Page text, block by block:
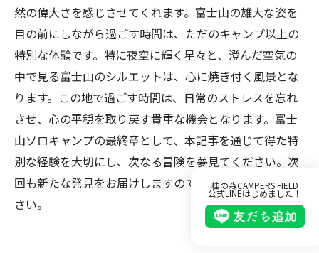
然の偉大さを感じさせてくれます。富士山の雄大な姿を
目の前にしながら過ごす時間は、ただのキャンプ以上の
特別な体験です。特に夜空に輝く星々と、澄んだ空気の
中で見る富士山のシルエットは、心に焼き付く風景とな
ります。この地で過ごす時間は、日常のストレスを忘れ
させ、心の平穏を取り戻す貴重な機会となります。富士
山ソロキャンプの最終章として、本記事を通じて得た特
別な経験を大切にし、次なる冒険を夢見てください。次
回も新たな発見をお届けしますので、どうぞご期待くだ
さい。
桂の森CAMPERS FIELD
公式LINEはじめました！